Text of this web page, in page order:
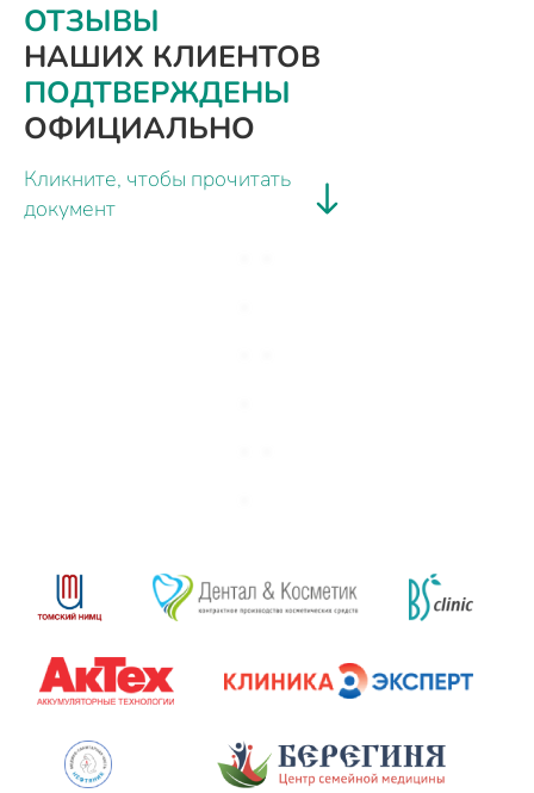
ОТЗЫВЫ
НАШИХ КЛИЕНТОВ
ПОДТВЕРЖДЕНЫ
ОФИЦИАЛЬНО
Кликните, чтобы прочитать
документ